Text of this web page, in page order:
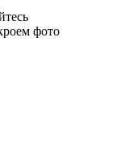
фото